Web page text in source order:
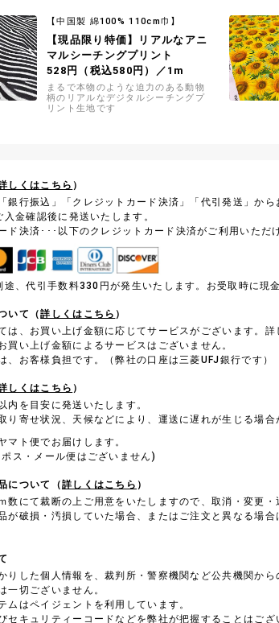
ルピンク」「くすみブラウン」は大
塚屋限定カラーです
【中国製 綿100% 110cm巾】
【現品限り特価】リアルなアニ
マルシーチングプリント
528円（税込580円）／1m
まるで本物のような迫力のある動物
柄のリアルなデジタルシーチングプ
リント生地です
しくはこちら ）
銀行振込」「クレジットカード決済」「代引発送」から
入金確認後に発送いたします。
ド決済･･･以下のクレジットカード決済がご利用いただ
途、代引手数料330円が発生いたします。お受取時に現
いて（詳しくはこちら ）
は、お買い上げ金額に応じてサービスがございます。詳
買い上げ金額によるサービスはございません。
、お客様負担です。（弊社の口座は三菱UFJ銀行です）
しくはこちら ）
内を目安に発送いたします。
り寄せ状況、天候などにより、運送に遅れが生じる場合
マト便でお届けします。
ス・メール便はございません)
について（詳しくはこちら ）
数にて裁断の上ご用意をいたしますので、取消・変更・
が破損・汚損していた場合、またはご注文と異なる場
りした個人情報を、裁判所・警察機関など公共機関か
一切ございません。
ムはペイジェントを利用しています。
セキュリティーコードなどを弊社が把握することはござ